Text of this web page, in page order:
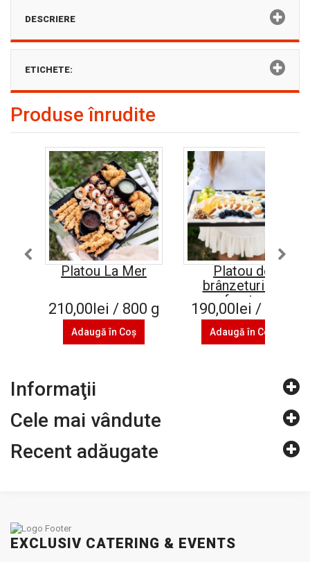
DESCRIERE
ETICHETE:
Produse înrudite
Platou La Mer
210,00lei / 800 g
Adaugă în Coş
Platou de
brânzeturi cu
fructe
190,00lei / 1 kg
Adaugă în Coş
Informaţii
Cele mai vândute
Recent adăugate
EXCLUSIV CATERING & EVENTS